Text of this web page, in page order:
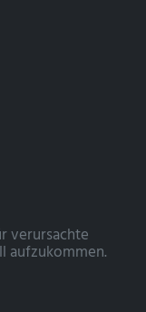
verursachte
aufzukommen.